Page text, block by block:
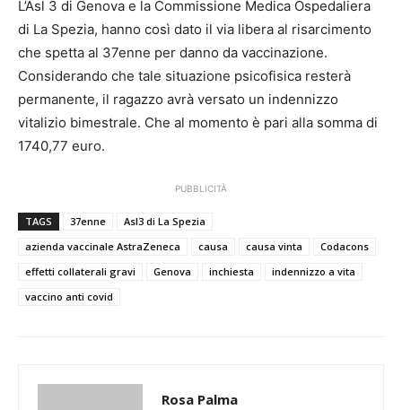
L’Asl 3 di Genova e la Commissione Medica Ospedaliera
di La Spezia, hanno così dato il via libera al risarcimento
che spetta al 37enne per danno da vaccinazione.
Considerando che tale situazione psicofisica resterà
permanente, il ragazzo avrà versato un indennizzo
vitalizio bimestrale. Che al momento è pari alla somma di
1740,77 euro.
PUBBLICITÀ
TAGS 37enne
Asl3 di La Spezia
azienda vaccinale AstraZeneca
causa causa vinta
Codacons
effetti collaterali gravi
Genova inchiesta
indennizzo a vita
vaccino anti covid
Rosa Palma